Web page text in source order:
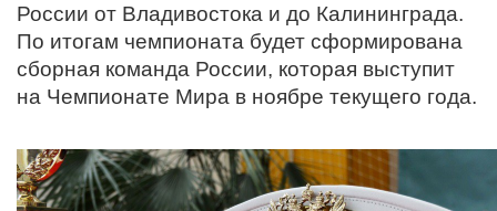
России от Владивостока и до Калининграда.
По итогам чемпионата будет сформирована
сборная команда России, которая выступит
на Чемпионате Мира в ноябре текущего года.